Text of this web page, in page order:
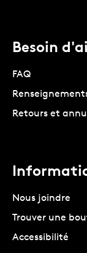
Besoin
FAQ
Retours et
Nous joindre
Trouver une
Accessibilité